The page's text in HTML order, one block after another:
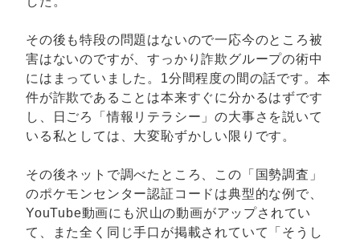
その後も特段の問題はないので一応今のところ被
害はないのですが、すっかり詐欺グループの術中
にはまっていました。1分間程度の間の話です。本
件が詐欺であることは本来すぐに分かるはずです
し、日ごろ「情報リテラシー」の大事さを説いて
いる私としては、大変恥ずかしい限りです。
その後ネットで調べたところ、この「国勢調査」
のポケモンセンター認証コードは典型的な例で、
YouTube動画にも沢山の動画がアップされてい
て、また全く同じ手口が掲載されていて「そうし